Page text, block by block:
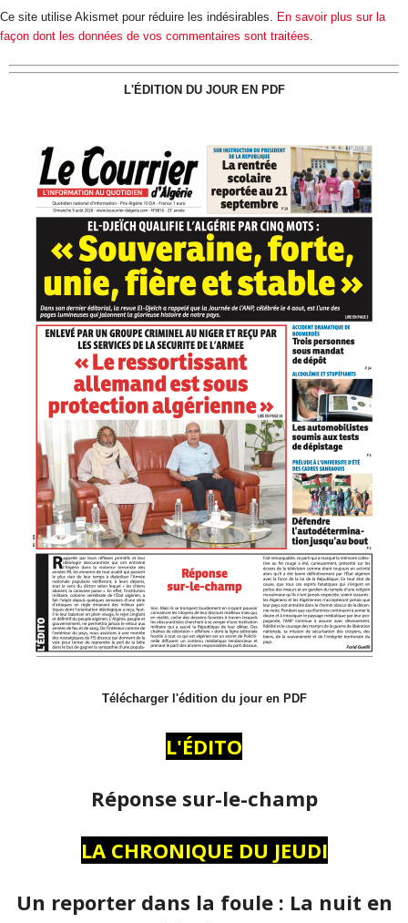
Ce site utilise Akismet pour réduire les indésirables. En savoir plus sur la
façon dont les données de vos commentaires sont traitées
L'ÉDITION DU JOUR EN PDF
Télécharger l'édition du jour en PDF
L'ÉDITO
Réponse sur-le-champ
LA CHRONIQUE DU JEUDI
Un reporter dans la foule : La nuit en